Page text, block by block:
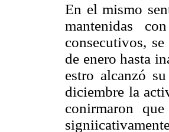
En el mismo
mantenidas
consecutivos,
de enero hasta
estro alcanzó
diciembre la
conirmaron